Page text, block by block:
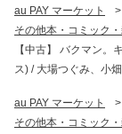
au PAY マーケット >
その他本・コミック
【中古】 バクマン。
ス) / 大場つぐみ、小
au PAY マーケット >
その他本・コミック